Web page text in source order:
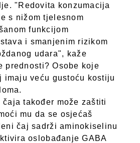
"Redovita konzumacija
s nižom tjelesnom
funkcijom
i smanjenim rizikom
udara", kaže
prednosti? Osobe koje
imaju veću gustoću kostiju
također može zaštiti
mu da se osjećaš
čaj sadrži aminokiselinu
oslobađanje GABA